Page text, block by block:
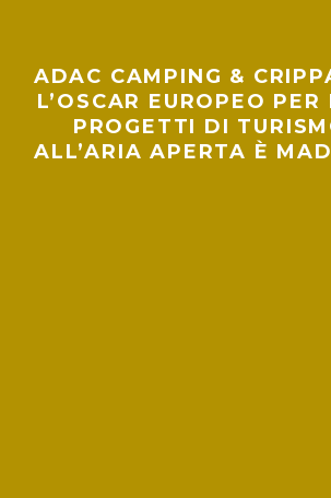
ADAC CAMPING &
L’OSCAR EUROPEO
PROGETTI DI
ALL’ARIA APERTA È